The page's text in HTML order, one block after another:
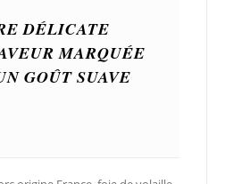
DÉLICATE
MARQUÉE
GOÛT SUAVE